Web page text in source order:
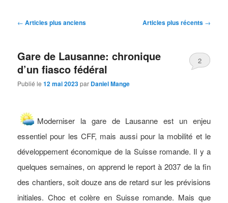
Navigation
articles
← Articles plus anciens Articles plus récents →
Gare de Lausanne: chronique
d’un fiasco fédéral
Publié le12 mai 2023par Daniel Mange
2
Moderniser la gare de Lausanne est un enjeu
essentiel pour les CFF, mais aussi pour la mobilité et le
développement économique de la Suisse romande. Il y a
quelques semaines, on apprend le report à 2037 de la fin
des chantiers, soit douze ans de retard sur les prévisions
initiales. Choc et colère en Suisse romande. Mais que